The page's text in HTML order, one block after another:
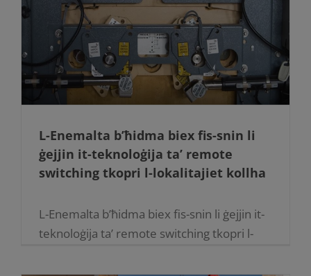
L-Enemalta b’ħidma biex fis-snin li
ġejjin it-teknoloġija ta’ remote
switching tkopri l-lokalitajiet kollha
L-Enemalta b’ħidma biex fis-snin li ġejjin it-
teknoloġija ta’ remote switching tkopri l-
tal-Enemalta huma konnessi f’forma ta’